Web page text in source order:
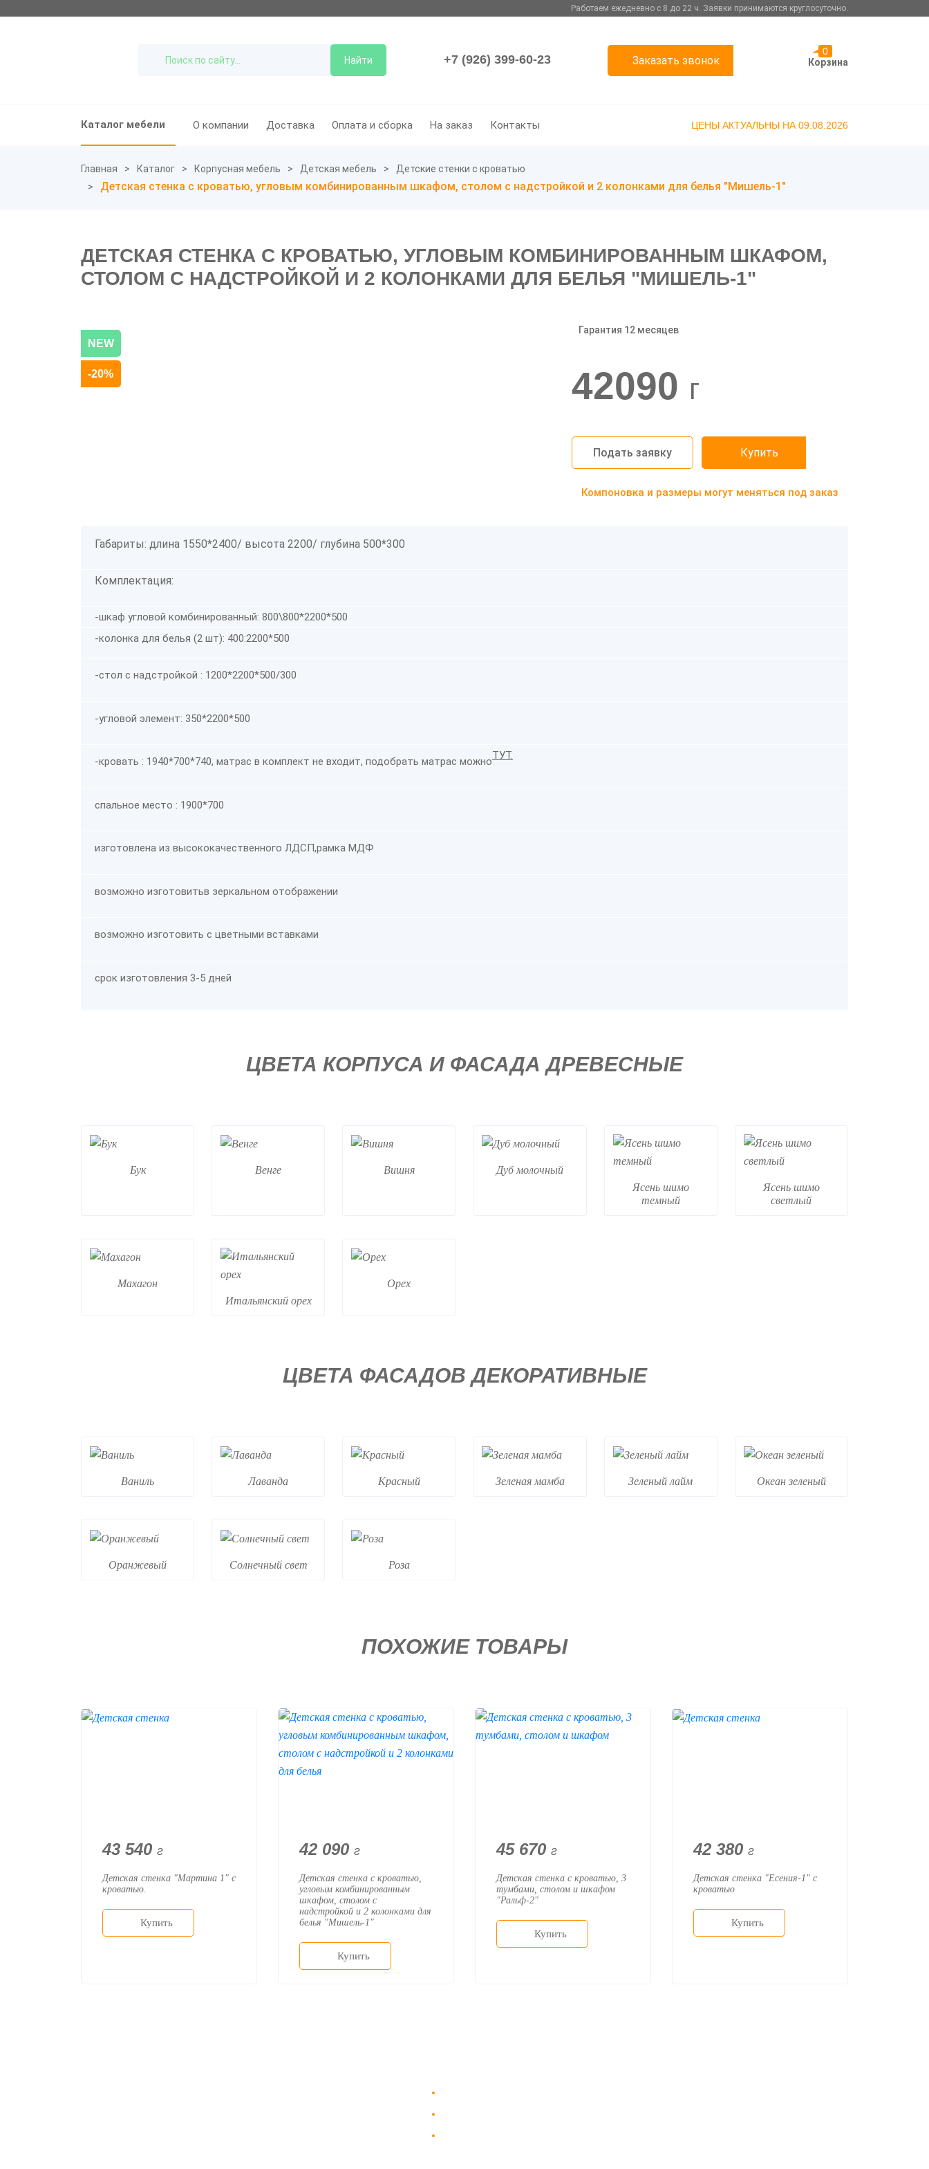
Работаем ежедневно с 8 до 22 ч. Заявки принимаются круглосуточно.
Найти +7 (926) 399-60-23 Заказать звонок
0
Корзина
Каталог мебели О компании Доставка Оплата и сборка На заказ Контакты ЦЕНЫ АКТУАЛЬНЫ НА 09.08.2026
Главная Каталог Корпусная мебель Детская мебель Детские стенки с кроватью
Детская стенка с кроватью, угловым комбинированным шкафом, столом с надстройкой и 2 колонками для белья "Мишель-1"
ДЕТСКАЯ СТЕНКА С КРОВАТЬЮ, УГЛОВЫМ КОМБИНИРОВАННЫМ ШКАФОМ,
СТОЛОМ С НАДСТРОЙКОЙ И 2 КОЛОНКАМИ ДЛЯ БЕЛЬЯ "МИШЕЛЬ-1"
NEW
-20%
Гарантия 12 месяцев
42090 г
Подать заявку Купить
Компоновка и размеры могут меняться под заказ
Габариты: длина 1550*2400/ высота 2200/ глубина 500*300
Комплектация:
-шкаф угловой комбинированный: 800\800*2200*500
-колонка для белья (2 шт): 400:2200*500
-стол с надстройкой : 1200*2200*500/300
-угловой элемент: 350*2200*500
-кровать : 1940*700*740, матрас в комплект не входит, подобрать матрас можноТУТ.
спальное место : 1900*700
изготовлена из высококачественного ЛДСП,рамка МДФ
возможно изготовитьв зеркальном отображении
возможно изготовить с цветными вставками
срок изготовления 3-5 дней
ЦВЕТА КОРПУСА И ФАСАДА ДРЕВЕСНЫЕ
Бук Венге Вишня
Дуб молочный
Ясень шимо
темный
Ясень шимо
светлый
Махагон
Итальянский орех
Орех
ЦВЕТА ФАСАДОВ ДЕКОРАТИВНЫЕ
Ваниль Лаванда Красный Зеленая мамба Зеленый лайм Океан зеленый
Оранжевый Солнечный свет Роза
ПОХОЖИЕ ТОВАРЫ
43 540 г
Детская стенка "Мартина 1" с
кроватью.
Купить
42 090 г
Детская стенка с кроватью,
угловым комбинированным
шкафом, столом с
надстройкой и 2 колонками для
белья "Мишель-1"
Купить
45 670 г
Детская стенка с кроватью, 3
тумбами, столом и шкафом
"Ральф-2"
Купить
42 380 г
Детская стенка "Есения-1" с
кроватью
Купить